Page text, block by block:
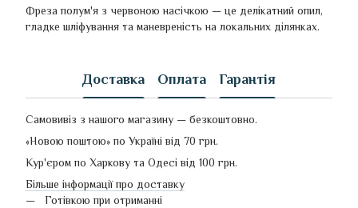
Фреза полум'я з червоною насічкою — це делікатний опил,
гладке шліфування та маневреність на локальних ділянках.
Доставка Оплата Гарантія
Самовивіз з нашого магазину — безкоштовно.
«Новою поштою» по Україні від 70 грн.
Кур'єром по Харкову та Одесі від 100 грн.
Більше інформації про доставку
Готівкою при отриманні